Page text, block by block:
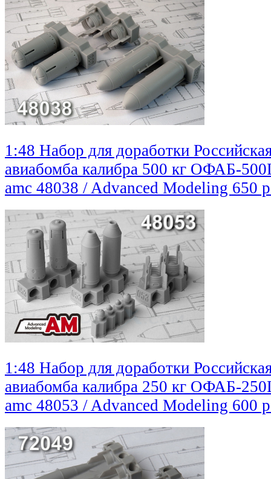
1:48 Набор для доработки
авиабомба калибра 500 кг ОФАБ-
amc 48038 / Advanced Modeling 650
1:48 Набор для доработки
авиабомба калибра 250 кг ОФАБ-
amc 48053 / Advanced Modeling 600